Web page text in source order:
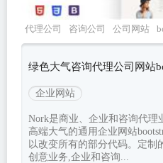
代理公司 咨询公司 公司网站
绿色大气咨询代理公司网站
企业网站
Nork是商业、企业和咨询代理
高端大气的通用企业网站
以改变所有的部分代码。定制
创意业务,企业和咨询...